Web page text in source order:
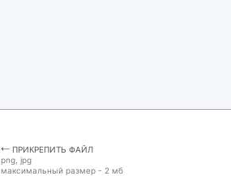
ПРИКРЕПИТЬ ФАЙЛ
png, jpg
максимальный размер - 2 мб